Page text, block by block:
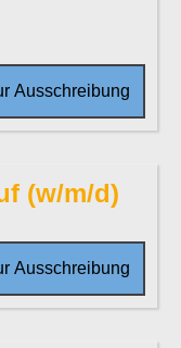
Ausschreibung
(w/m/d)
Ausschreibung